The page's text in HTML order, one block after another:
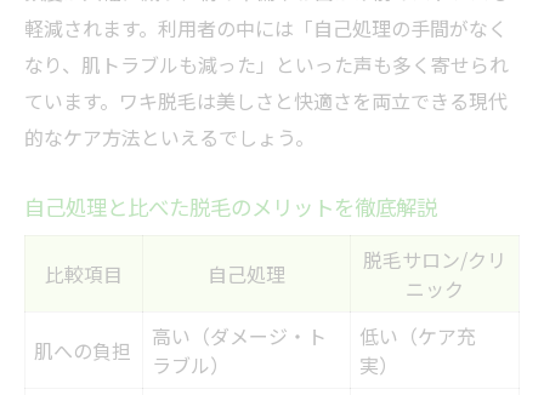
軽減されます。利用者の中には「自己処理の手間がなく
なり、肌トラブルも減った」といった声も多く寄せられ
ています。ワキ脱毛は美しさと快適さを両立できる現代
的なケア方法といえるでしょう。
自己処理と比べた脱毛のメリットを徹底解説
比較項目 自己処理
脱毛サロン/クリ
ニック
肌への負担
高い（ダメージ・ト
ラブル）
低い（ケア充
実）